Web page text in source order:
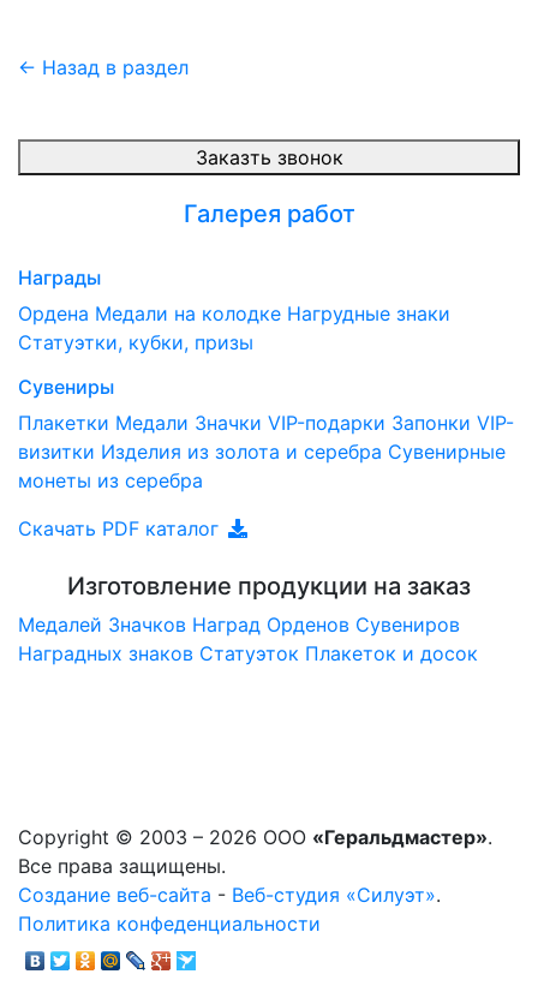
← Назад в раздел
Заказть звонок
Галерея работ
Награды
Ордена Медали на колодке Нагрудные знаки
Статуэтки, кубки, призы
Сувениры
Плакетки Медали Значки VIP-подарки Запонки VIP-
визитки Изделия из золота и серебра Сувенирные
монеты из серебра
Скачать PDF каталог
Изготовление продукции на заказ
Медалей Значков Наград Орденов Сувениров
Наградныx знаков Статуэток Плакеток и досок
Copyright © 2003 – 2026 ООО «Геральдмастер».
Все права защищены.
Создание веб-сайта - Веб-студия «Силуэт».
Политика конфеденциальности